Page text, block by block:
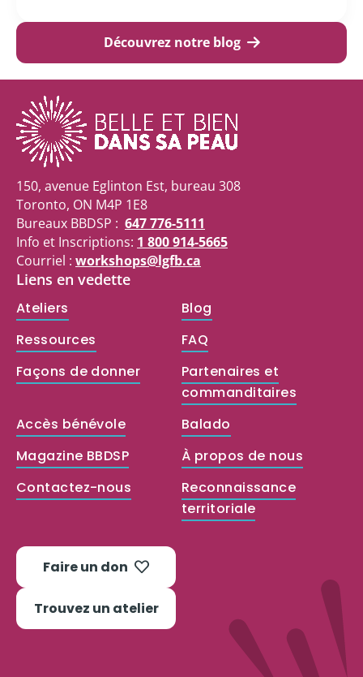
Découvrez notre blog
150, avenue Eglinton Est, bureau 308
Toronto, ON M4P 1E8
Bureaux BBDSP : 647 776-5111
Info et Inscriptions: 1 800 914-5665
Courriel : workshops@lgfb.ca
Liens en vedette
Ateliers
Blog
Ressources
FAQ
Façons de donner
Partenaires et
commanditaires
Accès bénévole
Balado
Magazine BBDSP
À propos de nous
Contactez-nous
Reconnaissance
territoriale
Faire un don
Trouvez un atelier